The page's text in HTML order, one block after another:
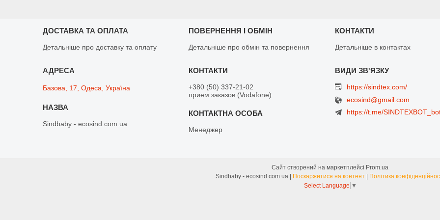
ДОСТАВКА ТА ОПЛАТА
Детальніше про доставку та оплату
ПОВЕРНЕННЯ І ОБМІН
Детальніше про обмін та повернення
КОНТАКТИ
Детальніше в контактах
Базова, 17, Одеса, Україна
Sindbaby - ecosind.com.ua
+380 (50) 337-21-02
прием заказов (Vodafone)
Менеджер
https://sindtex.com/
ecosind@gmail.com
https://t.me/
Сайт створений на маркетплейсі Prom.ua
Поскаржитися на контент
Політика
Select Language ▼